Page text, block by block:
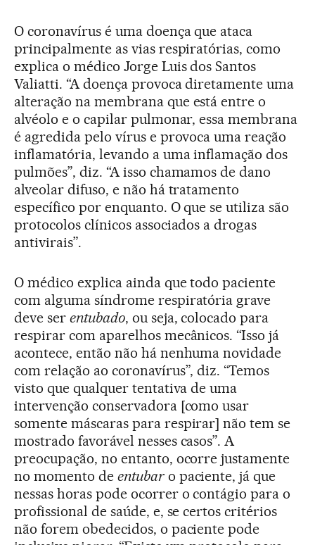
O coronavírus é uma doença que ataca
principalmente as vias respiratórias, como
explica o médico Jorge Luis dos Santos
Valiatti. “A doença provoca diretamente uma
alteração na membrana que está entre o
alvéolo e o capilar pulmonar, essa membrana
é agredida pelo vírus e provoca uma reação
inflamatória, levando a uma inflamação dos
pulmões”, diz. “A isso chamamos de dano
alveolar difuso, e não há tratamento
específico por enquanto. O que se utiliza são
protocolos clínicos associados a drogas
antivirais”.
O médico explica ainda que todo paciente
com alguma síndrome respiratória grave
deve ser entubado, ou seja, colocado para
respirar com aparelhos mecânicos. “Isso já
acontece, então não há nenhuma novidade
com relação ao coronavírus”, diz. “Temos
visto que qualquer tentativa de uma
intervenção conservadora [como usar
somente máscaras para respirar] não tem se
mostrado favorável nesses casos”. A
preocupação, no entanto, ocorre justamente
no momento de entubaro paciente, já que
nessas horas pode ocorrer o contágio para o
profissional de saúde, e, se certos critérios
não forem obedecidos, o paciente pode